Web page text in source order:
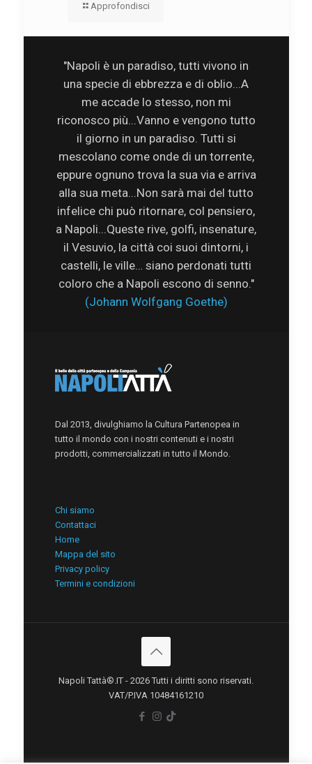
Approfondisci
"Napoli è un paradiso, tutti vivono in
una specie di ebbrezza e di oblio...A
me accade lo stesso, non mi
riconosco più...Vanno e vengono tutto
il giorno in un paradiso. Tutti si
mescolano come onde di un torrente,
eppure ognuno trova la sua via e arriva
alla sua meta...Non sarà mai del tutto
infelice chi può ritornare, col pensiero,
a Napoli...Queste rive, golfi, insenature,
il Vesuvio, la città coi suoi dintorni, i
castelli, le ville… siano perdonati tutti
coloro che a Napoli escono di senno."
(Johann Wolfgang Goethe)
Dal 2013, divulghiamo la Cultura Partenopea in
tutto il mondo con i nostri contenuti e i nostri
prodotti, commercializzati in tutto il Mondo.
Chi siamo
Contattaci
Home
Mappa del sito
Privacy policy
Termini e condizioni
Napoli Tattà®.IT - 2026 Tutti i diritti sono riservati.
VAT/P.IVA 10484161210